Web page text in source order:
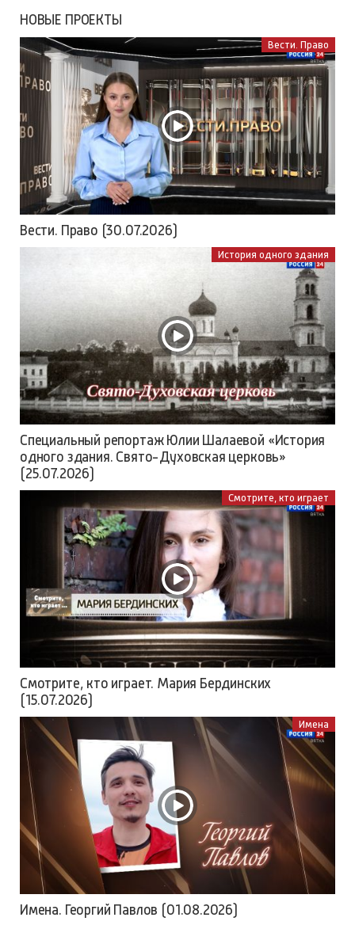
НОВЫЕ ПРОЕКТЫ
Вести. Право
Вести. Право (30.07.2026)
История одного здания
Специальный репортаж Юлии Шалаевой «История
одного здания. Свято-Духовская церковь»
(25.07.2026)
Смотрите, кто играет
Смотрите, кто играет. Мария Бердинских
(15.07.2026)
Имена
Имена. Георгий Павлов (01.08.2026)